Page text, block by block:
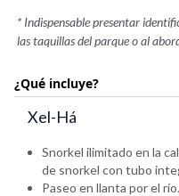
* Indispensable presentar
las taquillas del parque o al
¿Qué incluye?
Xel-Há
Snorkel ilimitado en la
de snorkel con tubo
Paseo en llanta por el río.